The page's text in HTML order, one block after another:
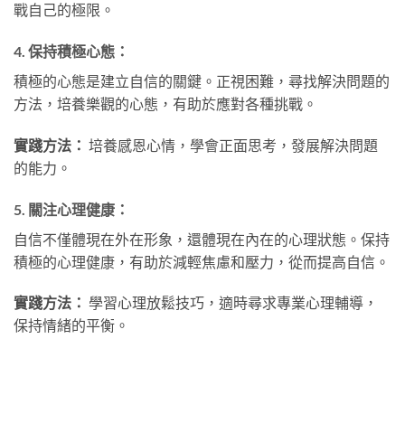
戰自己的極限。
4. 保持積極心態：
積極的心態是建立自信的關鍵。正視困難，尋找解決問題的
方法，培養樂觀的心態，有助於應對各種挑戰。
實踐方法： 培養感恩心情，學會正面思考，發展解決問題
的能力。
5. 關注心理健康：
自信不僅體現在外在形象，還體現在內在的心理狀態。保持
積極的心理健康，有助於減輕焦慮和壓力，從而提高自信。
實踐方法： 學習心理放鬆技巧，適時尋求專業心理輔導，
保持情緒的平衡。